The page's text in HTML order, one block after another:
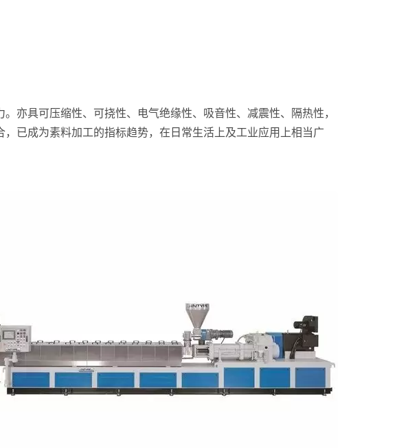
亦具可压缩性、可挠性、电气绝缘性、吸音性、减震性、隔热性，
已成为素料加工的指标趋势，在日常生活上及工业应用上相当广